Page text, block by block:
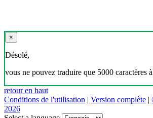
×
Désolé,
vous ne pouvez traduire que 5000 caractères
retour en haut
Conditions de l'utilisation | Version complète |
2026